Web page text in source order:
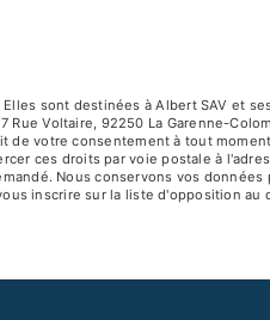
sont destinées à Albert SAV et
Voltaire, 92250 La Garenne-
de votre consentement à tout
ces droits par voie postale à
Nous conservons vos données
inscrire sur la liste d'opposition au